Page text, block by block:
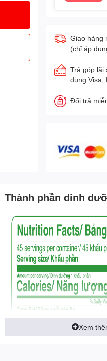
Giao hàng
(chỉ áp
Trả góp lãi
dụng Visa,
Đổi trả
Thành phần dinh
Xem